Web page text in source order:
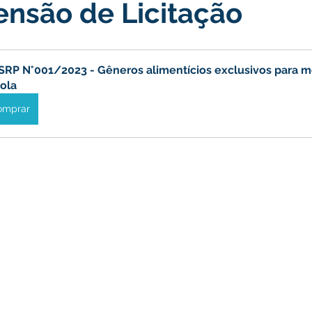
Públicas Nota de Pesar Campanhas
Parlamentar Convênios e Parcerias Nota de
de Licitação
N°001/2023 - Gêneros alimentícios exclusivos para